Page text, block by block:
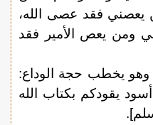
يعصني فقد عصى الله،
ومن يعص الأمير فقد
وهو يخطب حجة الوداع:
يقودكم بكتاب الله